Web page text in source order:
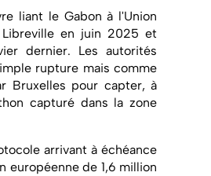
liant le Gabon à l'Union
en juin 2025 et
dernier. Les autorités
rupture mais comme
Bruxelles pour capter, à
capturé dans la zone
arrivant à échéance
européenne de 1,6 million